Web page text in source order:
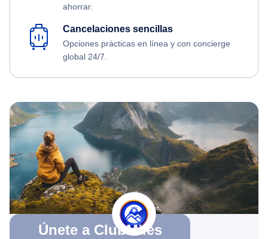
ahorrar.
Cancelaciones sencillas
Opciones prácticas en línea y con concierge
global 24/7.
Únete a ClubMiles